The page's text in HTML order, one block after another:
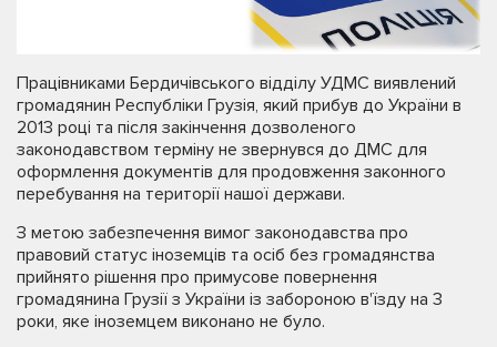
Працівниками Бердичівського відділу УДМС виявлений
громадянин Республіки Грузія, який прибув до України в
2013 році та після закінчення дозволеного
законодавством терміну не звернувся до ДМС для
оформлення документів для продовження законного
перебування на території нашої держави.
З метою забезпечення вимог законодавства про
правовий статус іноземців та осіб без громадянства
прийнято рішення про примусове повернення
громадянина Грузії з України із забороною в'їзду на 3
роки, яке іноземцем виконано не було.